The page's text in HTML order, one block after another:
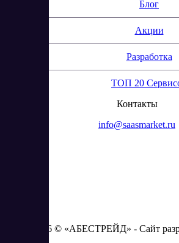
Блог
Акции
Разработка
ТОП 20
Контакты
info@saasmarket.ru
2023 - 2026 © «АБЕСТРЕЙД» - Сайт